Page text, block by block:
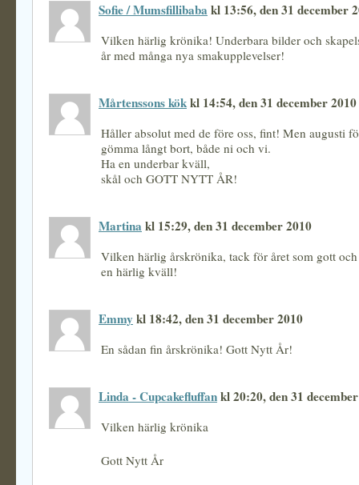
Sofie / Mumsfillibaba kl 13:56, den 31 december
Vilken härlig krönika! Underbara bilder och
år med många nya smakupplevelser!
Mårtenssons kökkl 14:54, den 31 december 2010
Håller absolut med de före oss, fint! Men augusti
gömma långt bort, både ni och vi.
Ha en underbar kväll,
skål och GOTT NYTT ÅR!
Martina kl 15:29, den 31 december 2010
Vilken härlig årskrönika, tack för året som gott
en härlig kväll!
Emmy kl 18:42, den 31 december 2010
En sådan fin årskrönika! Gott Nytt År!
Linda - Cupcakefluffankl 20:20, den 31
Vilken härlig krönika
Gott Nytt År